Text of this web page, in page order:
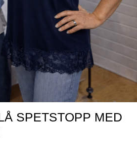
SPETSTOPP MED